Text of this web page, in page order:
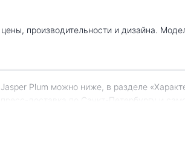
доставка по Санкт-Петербургу и